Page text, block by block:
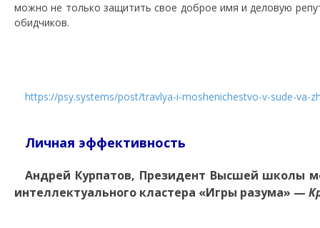
можно не только защитить свое доброе имя и деловую
обидчиков.
https://psy.systems/post/travlya-i-moshenichestvo-v-sude-va-
Личная эффективность
Андрей Курпатов, Президент Высшей школы
интеллектуального кластера «Игры разума» —